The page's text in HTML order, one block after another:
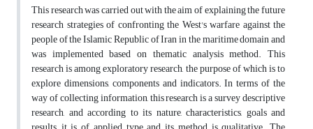
This research was carried out with the aim of explaining the future
research strategies of confronting the West's warfare against the
people of the Islamic Republic of Iran in the maritime domain and
was implemented based on thematic analysis method. This
research is among exploratory research, the purpose of which is to
explore dimensions, components and indicators. In terms of the
way of collecting information, this research is a survey descriptive
research, and according to its nature, characteristics, goals and